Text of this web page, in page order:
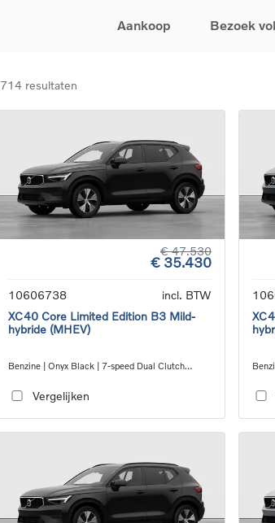
Aankoop
EX40
EC40
EX90
ES90
XC40
Plug-
Mild
Break
Sedan
Bezoek
Tijdelijke aanbiedingen
Gecertificeerde
tweedehandswagens
Fleet & Bedrijfswagens
Diplomatic & Special sales
Verzekeringen
714 resultaten
€ 47.530
€ 35.430
10606738
incl. BTW
XC40 Core Limited Edition B3 Mild-
hybride (MHEV)
Benzine | Onyx Black | 7-speed Dual Clutch
Vergelijken